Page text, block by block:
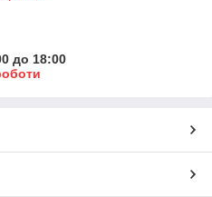
до 18:00